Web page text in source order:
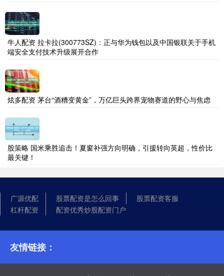
牛人配资 拉卡拉(300773SZ)：正与华为钱包以及中国银联关于手机
端安全支付技术升级展开合作
炫多配资 茅台“酒糟变黄金”，万亿巨头跨界宠物赛道的野心与焦虑
股策略 国米乘胜追击！夏窗补强方向明确，引援转向英超，性价比
最关键！
广源优配 股票配资是怎么回事
股票配资客服
杠杆配资
配资优秀炒股配资门户
友情链接：